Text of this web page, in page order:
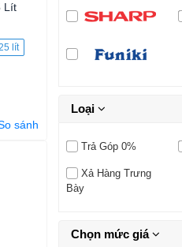
Lít
lít
sánh
Loại
Trả Góp 0%
Xả Hàng Trưng
Bày
Chọn mức giá